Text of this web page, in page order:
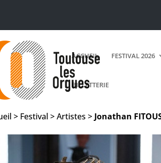
ACCUEIL FESTIVAL 2026
BILLETTERIE
> Festival > Artistes > Jonathan